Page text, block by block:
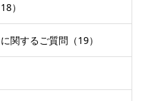
）
関するご質問（19）